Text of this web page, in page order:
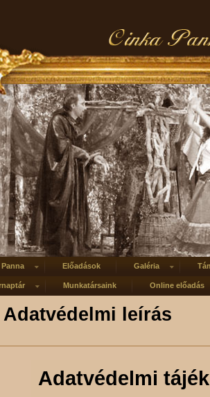
Előadások Galéria
Munkatársaink Online előadás
Adatvédelmi leírás
Adatvédelmi